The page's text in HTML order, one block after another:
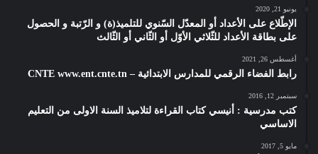
يونيو 21, 2020
الإطّلاع على الأعداد أو المعدّل السّنوي للتلميذ(ة) و الرّتبة و الحصول
على بطاقة الأعداد للثّلاثي الأوّل أو الثّاني أو الثّالث
أغسطس 26, 2021
رابط الفضاء الرقمي للمدارس الابتدائية – CNTE www.ent.cnte.tn
سبتمبر 12, 2016
كتب مدرسية : أنيسي كتاب القراءة لتلاميذ السنة الاولى من التعليم
الاساسي
مايو 5, 2017